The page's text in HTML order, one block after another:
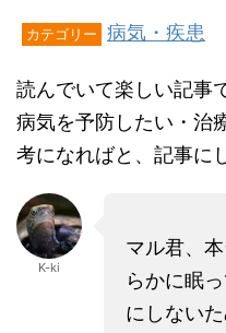
カテゴリー 病気・疾患
読んでいて楽しい記事
病気を予防したい・治
考になればと、記事に
K-ki
マル君、
らかに眠
にしない